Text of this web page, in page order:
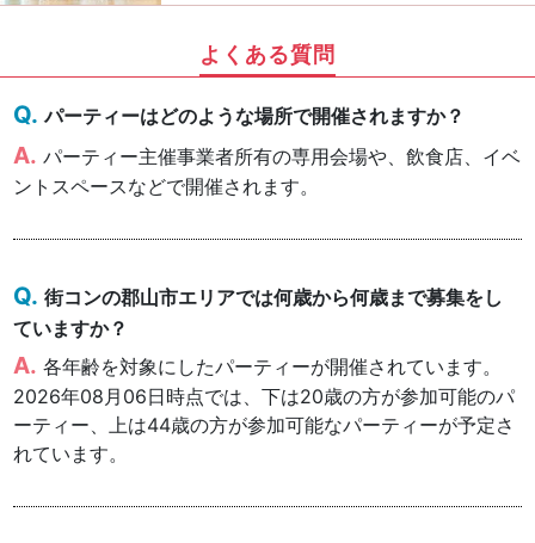
よくある質問
パーティーはどのような場所で開催されますか？
パーティー主催事業者所有の専用会場や、飲食店、イベ
ントスペースなどで開催されます。
街コンの郡山市エリアでは何歳から何歳まで募集をし
ていますか？
各年齢を対象にしたパーティーが開催されています。
2026年08月06日時点では、下は20歳の方が参加可能のパ
ーティー、上は44歳の方が参加可能なパーティーが予定さ
れています。